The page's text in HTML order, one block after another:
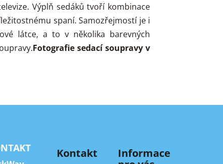
Výplň sedáků tvoří kombinace
spaní. Samozřejmostí je i
látce, a to v několika barevných
Fotografie sedací soupravy v
Kontakt
Informace